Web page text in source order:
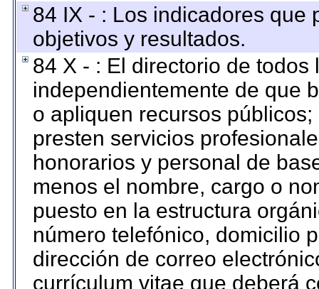
84 IX - : Los indicadores que
objetivos y resultados.
84 X - : El directorio de
independientemente de que
o apliquen recursos
presten servicios
honorarios y personal de
menos el nombre, cargo o
puesto en la estructura
número telefónico, domicilio
dirección de correo
currículum vitae que deberá